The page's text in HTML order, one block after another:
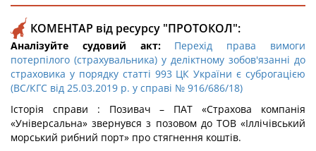
КОМЕНТАР від ресурсу "ПРОТОКОЛ":
Аналізуйте судовий акт: Перехід права вимоги
потерпілого (страхувальника) у деліктному зобов'язанні до
страховика у порядку статті 993 ЦК України є суброгацією
(ВС/КГС від 25.03.2019 р. у справі № 916/686/18)
Історія справи : Позивач – ПАТ «Страхова компанія
«Універсальна» звернувся з позовом до ТОВ «Іллічівський
морський рибний порт» про стягнення коштів.